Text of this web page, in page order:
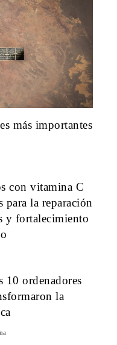
más importantes
con vitamina C
para la reparación
y fortalecimiento
10 ordenadores
la